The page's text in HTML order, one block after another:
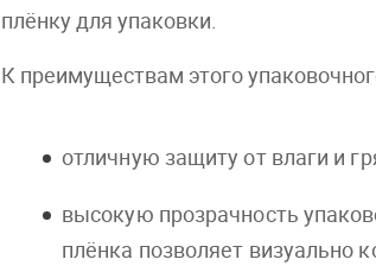
плёнку для упаковки.
К преимуществам этого
отличную защиту от влаги и
высокую прозрачность
плёнка позволяет визуально